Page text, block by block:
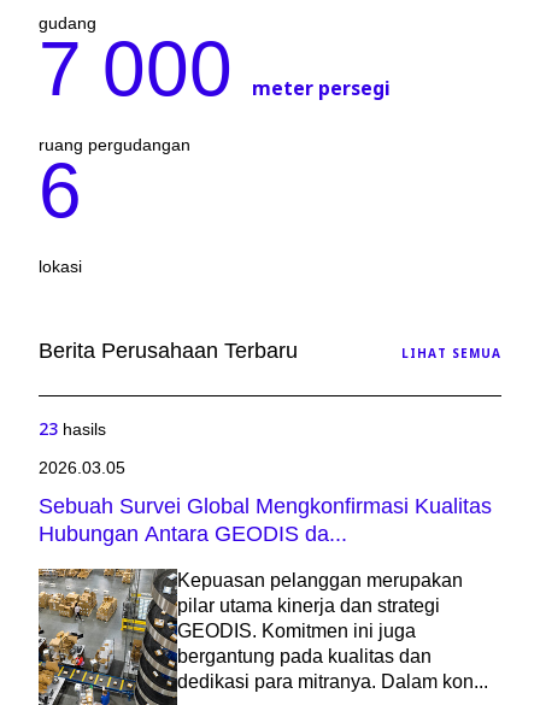
gudang
7 000 meter persegi
ruang pergudangan
6
lokasi
Berita Perusahaan Terbaru LIHAT SEMUA
23hasils
2026.03.05
Sebuah Survei Global Mengkonfirmasi Kualitas
Hubungan Antara GEODIS da...
Kepuasan pelanggan merupakan
pilar utama kinerja dan strategi
GEODIS. Komitmen ini juga
bergantung pada kualitas dan
dedikasi para mitranya. Dalam kon...